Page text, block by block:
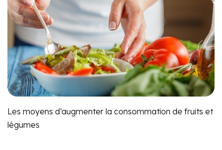
Les moyens d’augmenter la consommation de fruits et
légumes